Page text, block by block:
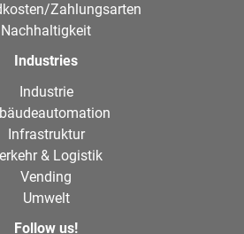
Zahlungsarten
Nachhaltigkeit
Industries
Industrie
Infrastruktur
& Logistik
Vending
Umwelt
Follow us!